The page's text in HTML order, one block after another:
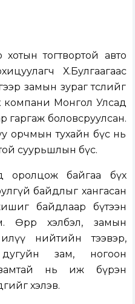
хотын тогтвортой авто
Х.Булгаагаас
замын зураг төслийг
Монгол Улсад
гаргаж боловсруулсан.
орчмын тухайн бүс нь
суурьшлын бүс.
оролцож байгаа бүх
байдлыг хангасан
байдлаар бүтээн
хэлбэл, замын
нийтийн тээвэр,
зам, ногоон
нь иж бүрэн
хэлэв.